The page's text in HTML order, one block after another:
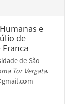
e
de
de São
Tor Vergata.